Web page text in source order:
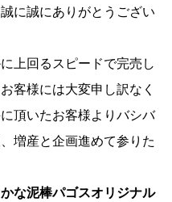
に誠にありがとうござい
上回るスピードで完売し
客様には大変申し訳なく
頂いたお客様よりバシバ
増産と企画進めて参りた
な泥棒パゴスオリジナル